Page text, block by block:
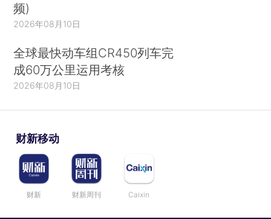
频)
2026年08月10日
全球最快动车组CR450列车完
成60万公里运用考核
2026年08月10日
财新移动
财新 财新周刊 Caixin